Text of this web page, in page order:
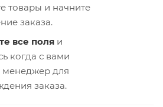
товары и начните
заказа.
все поля и
когда с вами
менеджер для
заказа.